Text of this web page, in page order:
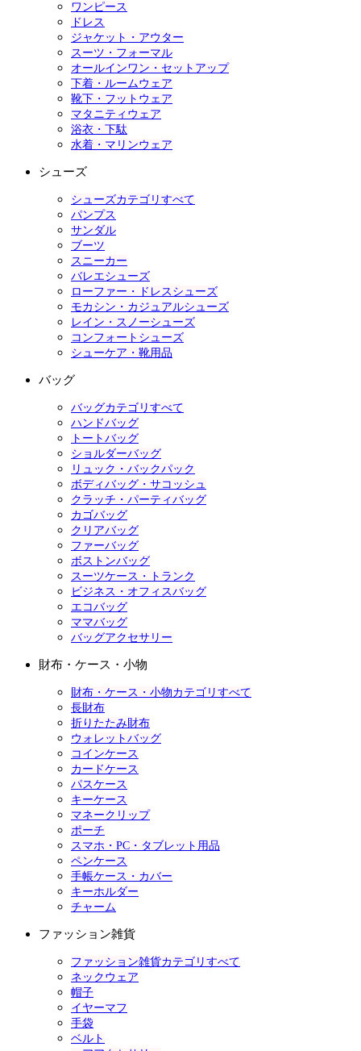
ワンピース
ドレス
ジャケット・アウター
スーツ・フォーマル
オールインワン・セットアップ
下着・ルームウェア
靴下・フットウェア
マタニティウェア
浴衣・下駄
水着・マリンウェア
シューズ
シューズカテゴリすべて
パンプス
サンダル
ブーツ
スニーカー
バレエシューズ
ローファー・ドレスシューズ
モカシン・カジュアルシューズ
レイン・スノーシューズ
コンフォートシューズ
シューケア・靴用品
バッグ
バッグカテゴリすべて
ハンドバッグ
トートバッグ
ショルダーバッグ
リュック・バックパック
ボディバッグ・サコッシュ
クラッチ・パーティバッグ
カゴバッグ
クリアバッグ
ファーバッグ
ボストンバッグ
スーツケース・トランク
ビジネス・オフィスバッグ
エコバッグ
ママバッグ
バッグアクセサリー
財布・ケース・小物
財布・ケース・小物カテゴリすべて
長財布
折りたたみ財布
ウォレットバッグ
コインケース
カードケース
パスケース
キーケース
マネークリップ
ポーチ
スマホ・PC・タブレット用品
ペンケース
手帳ケース・カバー
キーホルダー
チャーム
ファッション雑貨
ファッション雑貨カテゴリすべて
ネックウェア
帽子
イヤーマフ
手袋
ベルト